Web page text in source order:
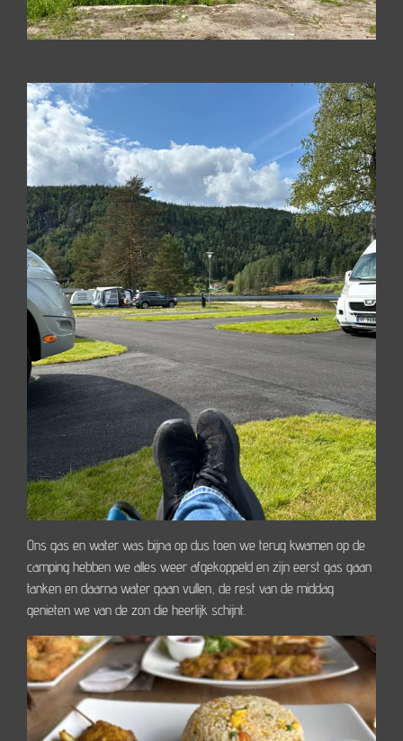
Ons gas en water was bijna op dus toen we terug kwamen op de
camping hebben we alles weer afgekoppeld en zijn eerst gas gaan
tanken en daarna water gaan vullen, de rest van de middag
genieten we van de zon die heerlijk schijnt.